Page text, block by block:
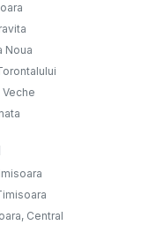
Noua
Central